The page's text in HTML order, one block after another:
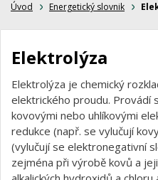
Úvod Energetický slovnik
Elektrolýza
Elektrolýza je chemický
elektrického proudu. Provádí
kovovými nebo uhlíkovými
redukce (např. se vylučují
(vylučují se elektronegativní
zejména při výrobě kovů a